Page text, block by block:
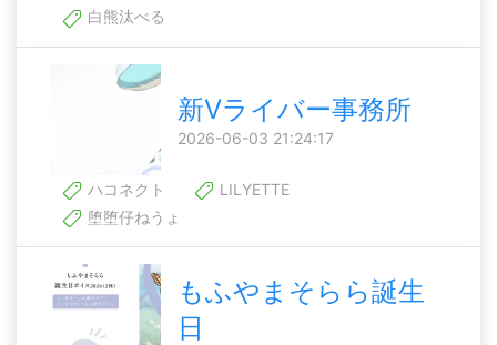
白熊汰べる
新Vライバー事務所
2026-06-03 21:24:17
ハコネクト
LILYETTE
堕堕仔ねうょ
もふやまそらら誕生
日